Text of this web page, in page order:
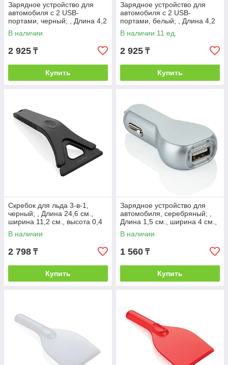
Зарядное устройство для
автомобиля с 2 USB-
портами, черный; , Длина 4,2
см., ширина 3 см., высота 7
см.,
В наличии
2 925 ₸
Купить
Зарядное устройство для
автомобиля с 2 USB-
портами, белый; , Длина 4,2
см., ширина 3,3 см., высота
6,7 см.,
В наличии 11 ед.
2 925 ₸
Купить
Скребок для льда 3-в-1,
черный; , Длина 24,6 см.,
ширина 11,2 см., высота 0,4
см., диаметр 0 см., P239.111
В наличии
2 798 ₸
Купить
Зарядное устройство для
автомобиля, серебряный; ,
Длина 1,5 см., ширина 4 см.,
высота 7 см., диаметр 0 см.,
В наличии
1 560 ₸
Купить